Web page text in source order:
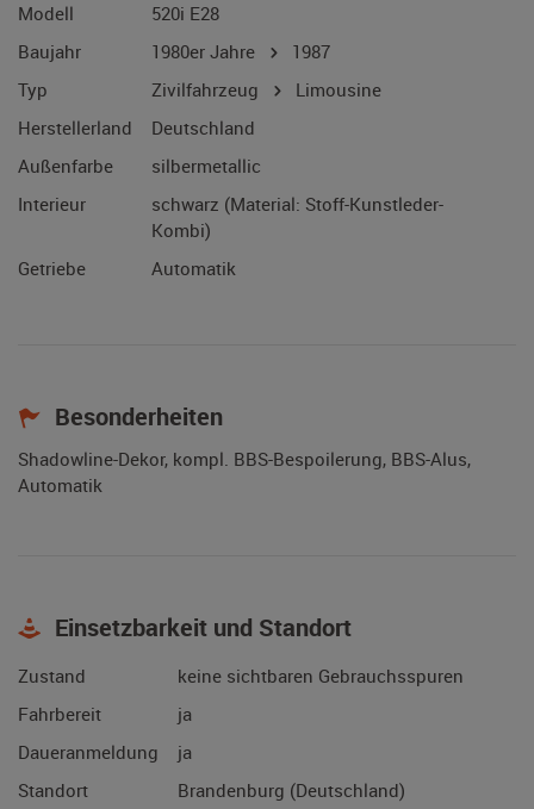
Modell
520i E28
Baujahr
1980er Jahre
1987
Typ
Zivilfahrzeug
Limousine
Herstellerland
Deutschland
Außenfarbe
silbermetallic
Interieur
schwarz (Material: Stoff-Kunstleder-
Kombi)
Getriebe
Automatik
Besonderheiten
Shadowline-Dekor, kompl. BBS-Bespoilerung, BBS-Alus,
Automatik
Einsetzbarkeit und Standort
Zustand
keine sichtbaren Gebrauchsspuren
Fahrbereit
ja
Daueranmeldung
ja
Standort
Brandenburg (Deutschland)